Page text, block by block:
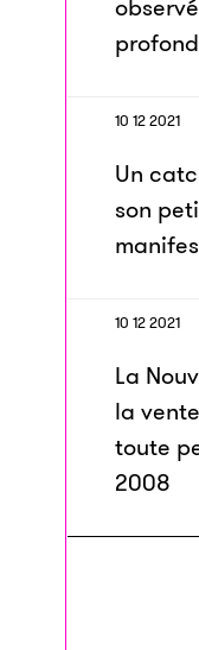
10 12 2021
Un
son
10 12 2021
La
la
toute
2008